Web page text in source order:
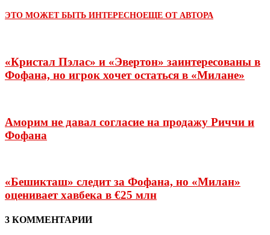
ЭТО МОЖЕТ БЫТЬ ИНТЕРЕСНОЕЩЕ ОТ АВТОРА
«Кристал Пэлас» и «Эвертон» заинтересованы в
Фофана, но игрок хочет остаться в «Милане»
Аморим не давал согласие на продажу Риччи и
Фофана
«Бешикташ» следит за Фофана, но «Милан»
оценивает хавбека в €25 млн
3 КОММЕНТАРИИ